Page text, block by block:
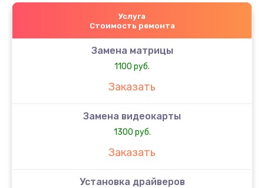
Услуга
Стоимость ремонта
Замена матрицы
1100 руб.
Заказать
Замена видеокарты
1300 руб.
Заказать
Установка драйверов